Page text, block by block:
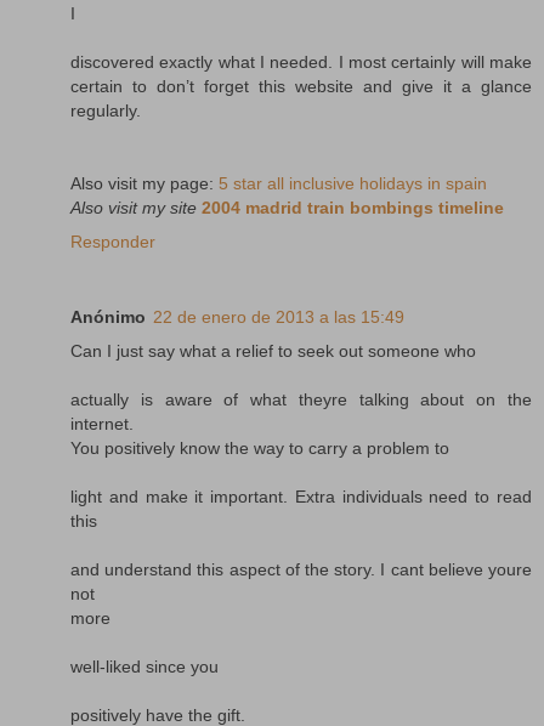
I
discovered exactly what I needed. I most certainly will make
certain to don’t forget this website and give it a glance
regularly.
Also visit my page: 5 star all inclusive holidays in spain
Also visit my site 2004 madrid train bombings timeline
Responder
Anónimo 22 de enero de 2013 a las 15:49
Can I just say what a relief to seek out someone who
actually is aware of what theyre talking about on the
internet.
You positively know the way to carry a problem to
light and make it important. Extra individuals need to read
this
and understand this aspect of the story. I cant believe youre
not
more
well-liked since you
positively have the gift.